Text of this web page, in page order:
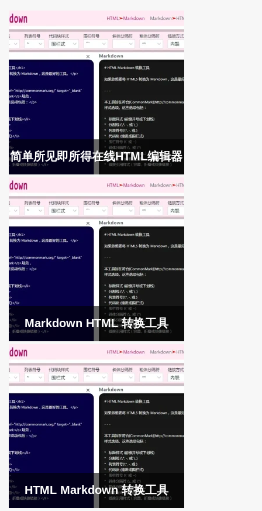
简单所见即所得在线HTML编辑器
Markdown HTML 转换工具
HTML Markdown 转换工具